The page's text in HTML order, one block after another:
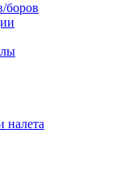
боров
налета